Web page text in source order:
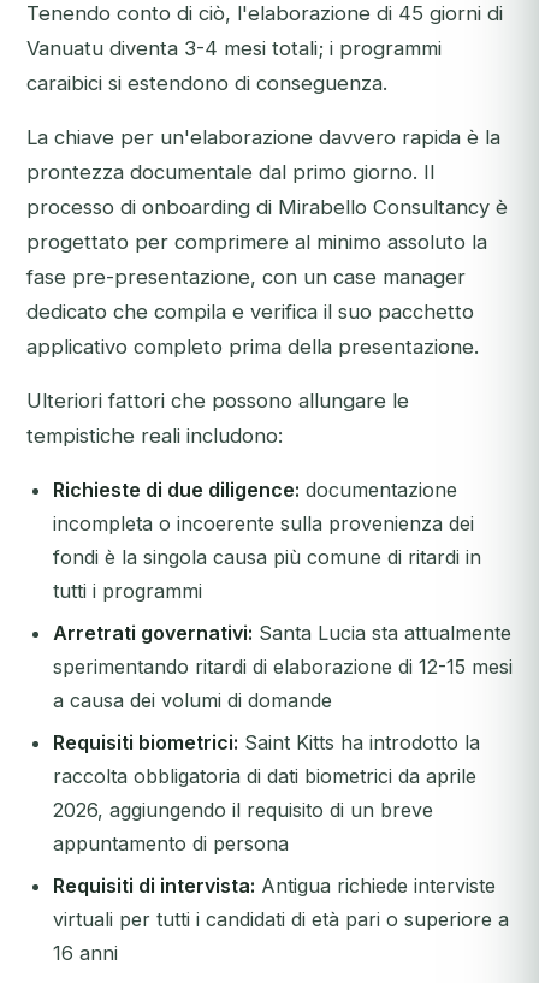
Tenendo conto di ciò, l'elaborazione di 45 giorni di
Vanuatu diventa 3-4 mesi totali; i programmi
caraibici si estendono di conseguenza.
La chiave per un'elaborazione davvero rapida è la
prontezza documentale dal primo giorno. Il
processo di onboarding di Mirabello Consultancy è
progettato per comprimere al minimo assoluto la
fase pre-presentazione, con un case manager
dedicato che compila e verifica il suo pacchetto
applicativo completo prima della presentazione.
Ulteriori fattori che possono allungare le
tempistiche reali includono:
Richieste di due diligence: documentazione
incompleta o incoerente sulla provenienza dei
fondi è la singola causa più comune di ritardi in
tutti i programmi
Arretrati governativi: Santa Lucia sta attualmente
sperimentando ritardi di elaborazione di 12-15 mesi
a causa dei volumi di domande
Requisiti biometrici: Saint Kitts ha introdotto la
raccolta obbligatoria di dati biometrici da aprile
2026, aggiungendo il requisito di un breve
appuntamento di persona
Requisiti di intervista: Antigua richiede interviste
virtuali per tutti i candidati di età pari o superiore a
16 anni